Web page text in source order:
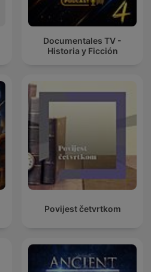
Documentales TV -
Historia y Ficción
Povijest četvrtkom